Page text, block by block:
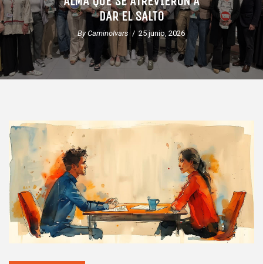
By CaminoIvars/ 2 junio, 2026